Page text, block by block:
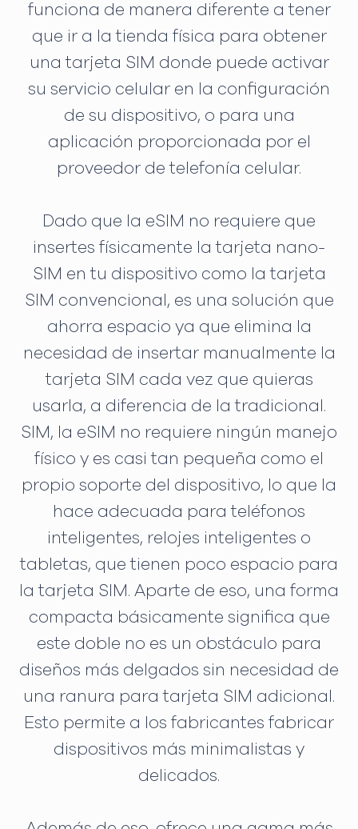
funciona de manera diferente a tener
que ir a la tienda física para obtener
una tarjeta SIM donde puede activar
su servicio celular en la configuración
de su dispositivo, o para una
aplicación proporcionada por el
proveedor de telefonía celular.
Dado que la eSIM no requiere que
insertes físicamente la tarjeta nano-
SIM en tu dispositivo como la tarjeta
SIM convencional, es una solución que
ahorra espacio ya que elimina la
necesidad de insertar manualmente la
tarjeta SIM cada vez que quieras
usarla, a diferencia de la tradicional.
SIM, la eSIM no requiere ningún manejo
físico y es casi tan pequeña como el
propio soporte del dispositivo, lo que la
hace adecuada para teléfonos
inteligentes, relojes inteligentes o
tabletas, que tienen poco espacio para
la tarjeta SIM. Aparte de eso, una forma
compacta básicamente significa que
este doble no es un obstáculo para
diseños más delgados sin necesidad de
una ranura para tarjeta SIM adicional.
Esto permite a los fabricantes fabricar
dispositivos más minimalistas y
delicados.